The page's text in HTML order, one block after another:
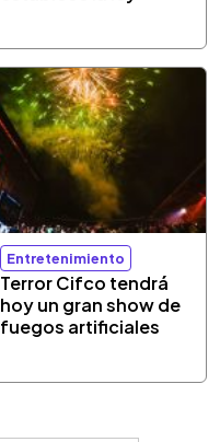
Entretenimiento
Terror Cifco tendrá
hoy un gran show de
fuegos artificiales